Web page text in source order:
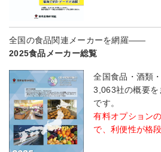
全国の食品関連メーカーを網羅――
2025食品メーカー総覧
全国食品・酒類
3,063社の概要を
です。
有料オプション
で、利便性が格